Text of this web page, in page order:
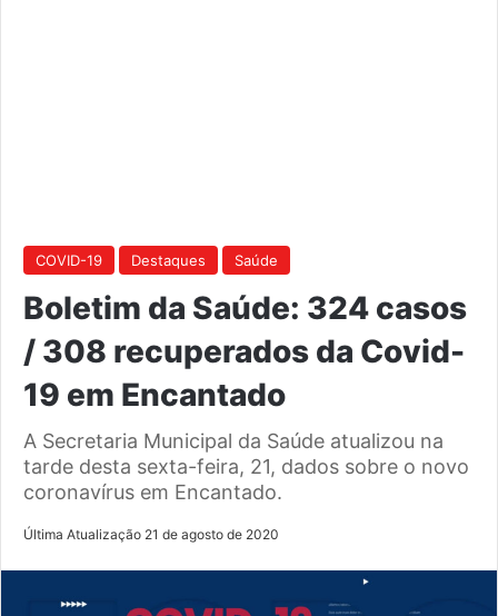
COVID-19 Destaques Saúde
Boletim da Saúde: 324 casos
/ 308 recuperados da Covid-
19 em Encantado
A Secretaria Municipal da Saúde atualizou na
tarde desta sexta-feira, 21, dados sobre o novo
coronavírus em Encantado.
Última Atualização 21 de agosto de 2020